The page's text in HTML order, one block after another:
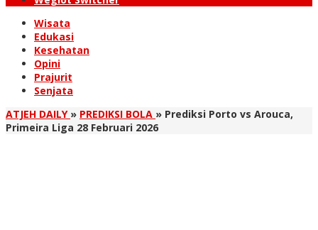
Wisata
Edukasi
Kesehatan
Opini
Prajurit
Senjata
ATJEH DAILY » PREDIKSI BOLA » Prediksi Porto vs Arouca,
Primeira Liga 28 Februari 2026